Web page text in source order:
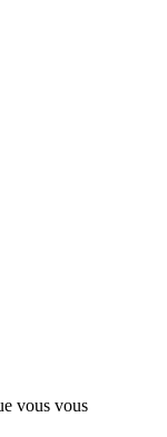
vous vous